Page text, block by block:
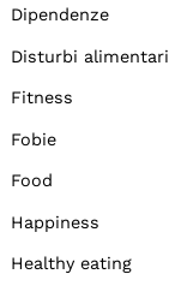
Dipendenze
Disturbi alimentari
Fitness
Fobie
Food
Happiness
Healthy eating